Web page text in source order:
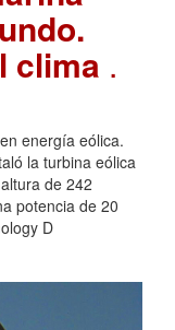
clima .
energía eólica.
la turbina eólica
de 242
potencia de 20
D